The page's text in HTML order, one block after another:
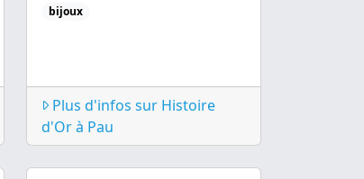
bijoux
Plus d'infos sur Histoire
d'Or à Pau